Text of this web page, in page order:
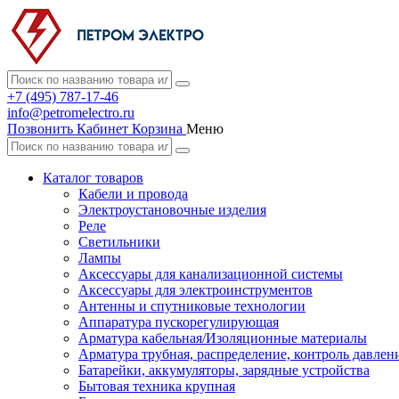
+7 (495) 787-17-46
info@petromelectro.ru
Позвонить Кабинет Корзина Меню
Каталог товаров
Кабели и провода
Электроустановочные изделия
Реле
Светильники
Лампы
Аксессуары для канализационной системы
Аксессуары для электроинструментов
Антенны и спутниковые технологии
Аппаратура пускорегулирующая
Арматура кабельная/Изоляционные материалы
Арматура трубная, распределение, контроль
Батарейки, аккумуляторы, зарядные устройства
Бытовая техника крупная